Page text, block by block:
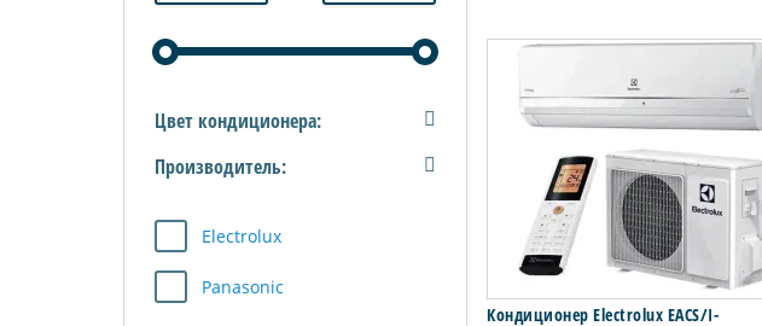
Цвет кондиционера:
Производитель:
Electrolux
Panasonic
Кондиционер Electrolux EACS/I-